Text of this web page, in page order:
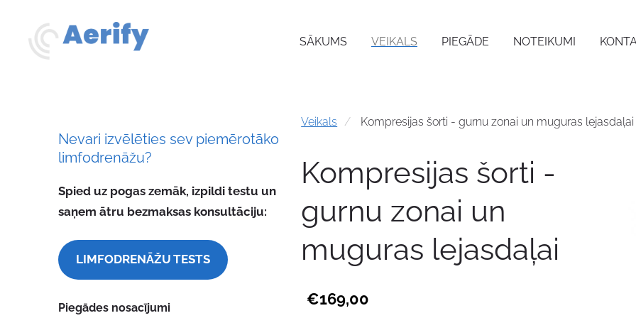
SĀKUMS VEIKALS PIEGĀDE NOTEIKUMI
Nevari izvēlēties sev piemērotāko
limfodrenāžu?
Spied uz pogas zemāk, izpildi testu un
saņem ātru bezmaksas konsultāciju:
LIMFODRENĀŽU TESTS
Piegādes nosacījumi
Veikals Kompresijas šorti - gurnu zonai un muguras lejasdaļai
Kompresijas šorti -
gurnu zonai un
muguras lejasdaļai
€169,00